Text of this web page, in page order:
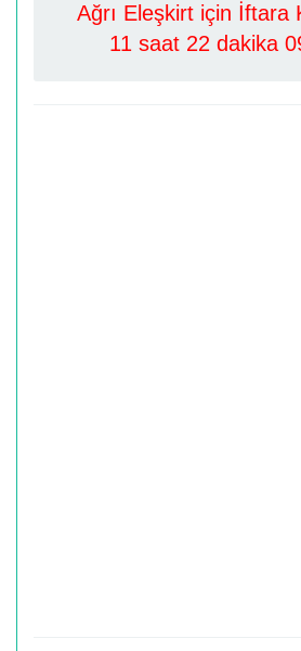
Ağrı Eleşkirt için İftara
11 saat 22 dakika